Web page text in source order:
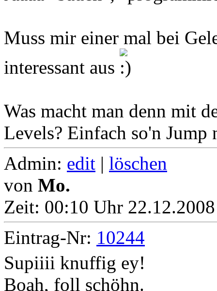
Muss mir einer mal bei
interessant aus
Was macht man denn mit
Levels? Einfach so'n Jump
Admin: edit | löschen
von Mo.
Zeit: 00:10 Uhr
Eintrag-Nr: 10244
Supiiii knuffig ey!
Boah, foll schöhn.